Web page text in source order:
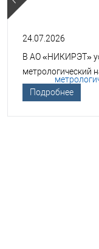
24.07.2026
В АО «НИКИРЭТ»
метрологический
Подробнее